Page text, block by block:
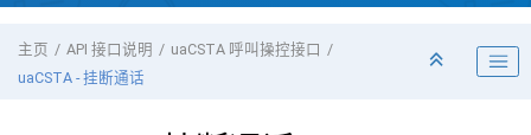
主页 API 接口说明
uaCSTA 呼叫操控接口
uaCSTA - 挂断通话